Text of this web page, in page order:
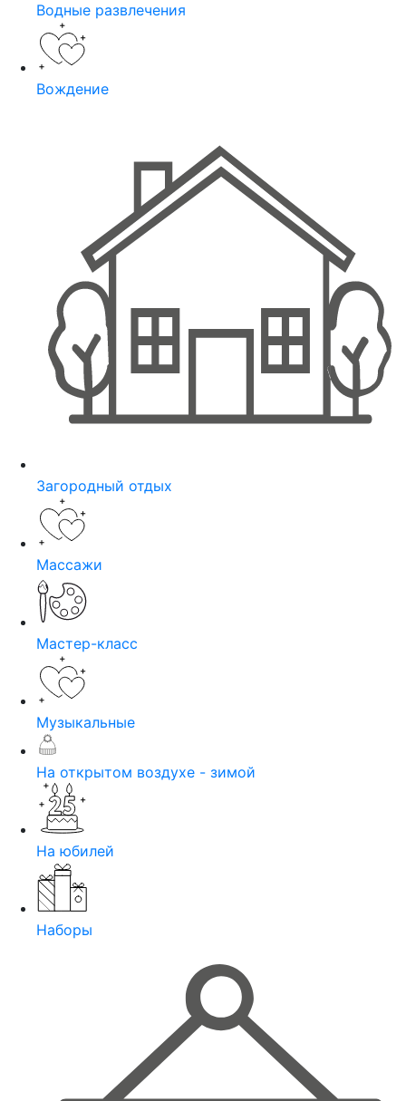
Водные развлечения
Вождение
Загородный отдых
Массажи
Мастер-класс
Музыкальные
На открытом воздухе - зимой
На юбилей
Наборы